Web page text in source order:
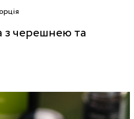
з черешнею та